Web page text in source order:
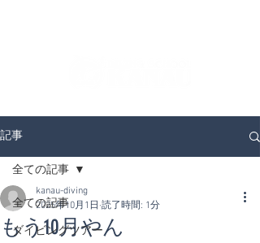
記事
全ての記事
ダイビングツアー
全ての記事
もう10月やん
kanau-diving
2025年10月1日 読了時間: 1分